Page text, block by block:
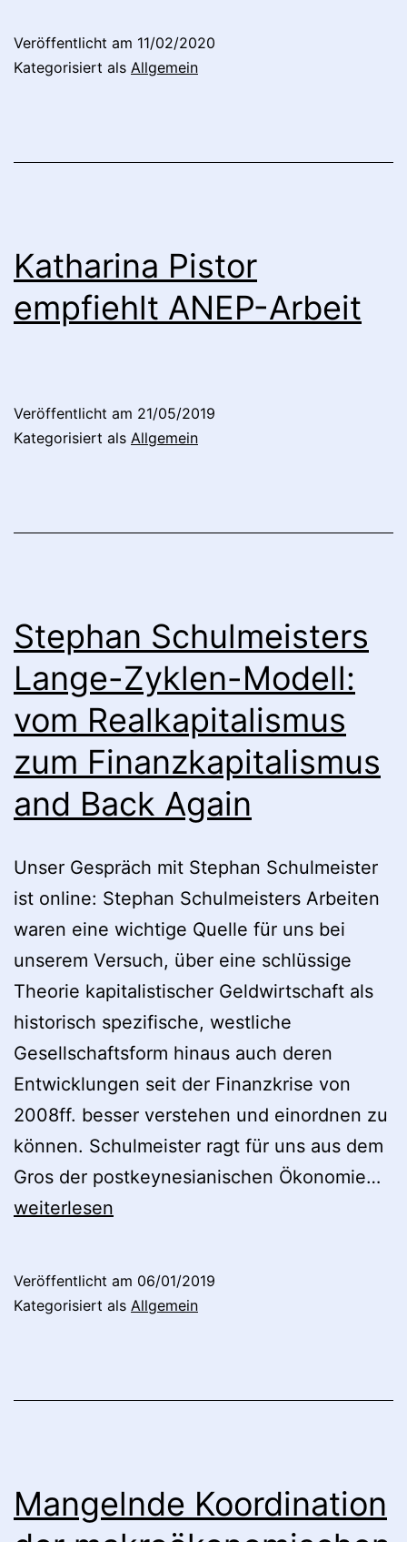
Veröffentlicht am 11/02/2020
Kategorisiert als Allgemein
Katharina Pistor
empfiehlt ANEP-Arbeit
Veröffentlicht am 21/05/2019
Kategorisiert als Allgemein
Stephan Schulmeisters
Lange-Zyklen-Modell:
vom Realkapitalismus
zum Finanzkapitalismus
and Back Again
Unser Gespräch mit Stephan Schulmeister
ist online: Stephan Schulmeisters Arbeiten
waren eine wichtige Quelle für uns bei
unserem Versuch, über eine schlüssige
Theorie kapitalistischer Geldwirtschaft als
historisch spezifische, westliche
Gesellschaftsform hinaus auch deren
Entwicklungen seit der Finanzkrise von
2008ff. besser verstehen und einordnen zu
können. Schulmeister ragt für uns aus dem
Gros der postkeynesianischen Ökonomie…
weiterlesen
Veröffentlicht am 06/01/2019
Kategorisiert als Allgemein
Mangelnde Koordination